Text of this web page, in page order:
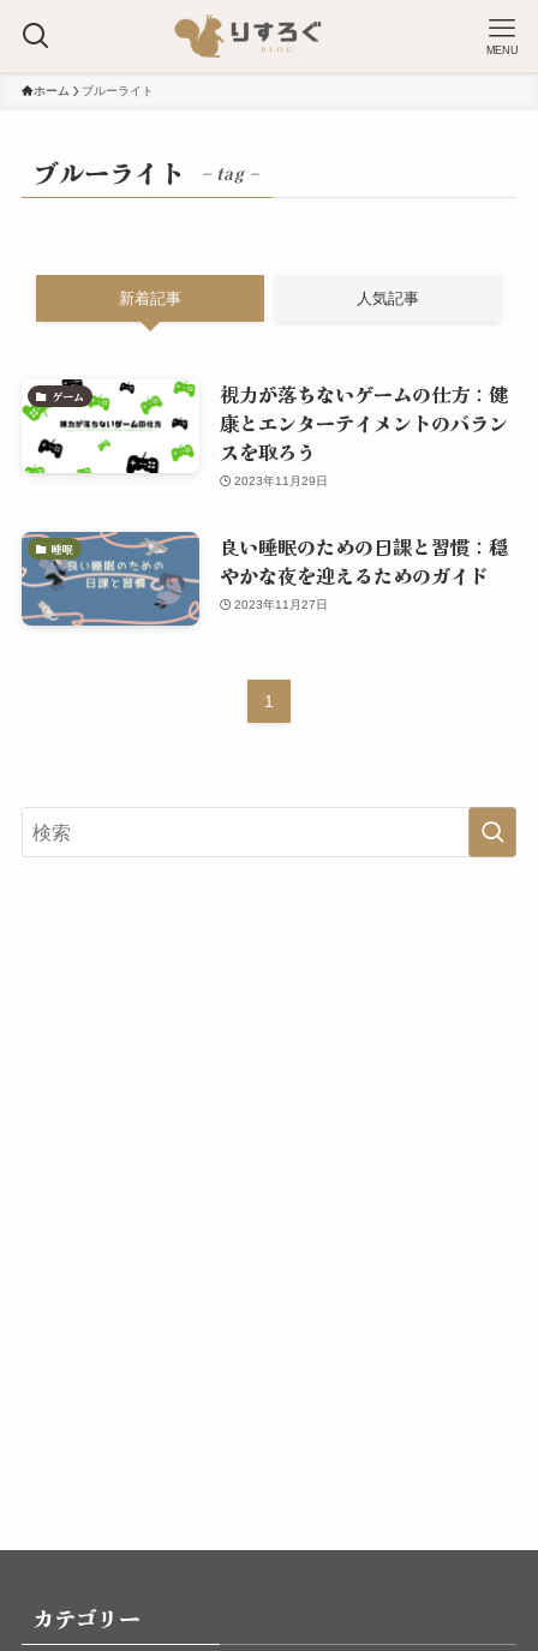
MENU
ホーム ブルーライト
ブルーライト – tag –
新着記事 人気記事
ゲーム
視力が落ちないゲームの仕方：健
康とエンターテイメントのバラン
スを取ろう
2023年11月29日
睡眠
良い睡眠のための日課と習慣：穏
やかな夜を迎えるためのガイド
2023年11月27日
1
カテゴリー